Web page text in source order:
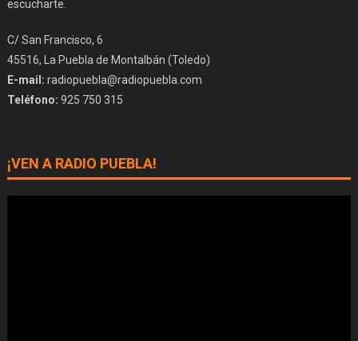
escucharte.
C/ San Francisco, 6
45516, La Puebla de Montalbán (Toledo)
E-mail: radiopuebla@radiopuebla.com
Teléfono: 925 750 315
¡VEN A RADIO PUEBLA!